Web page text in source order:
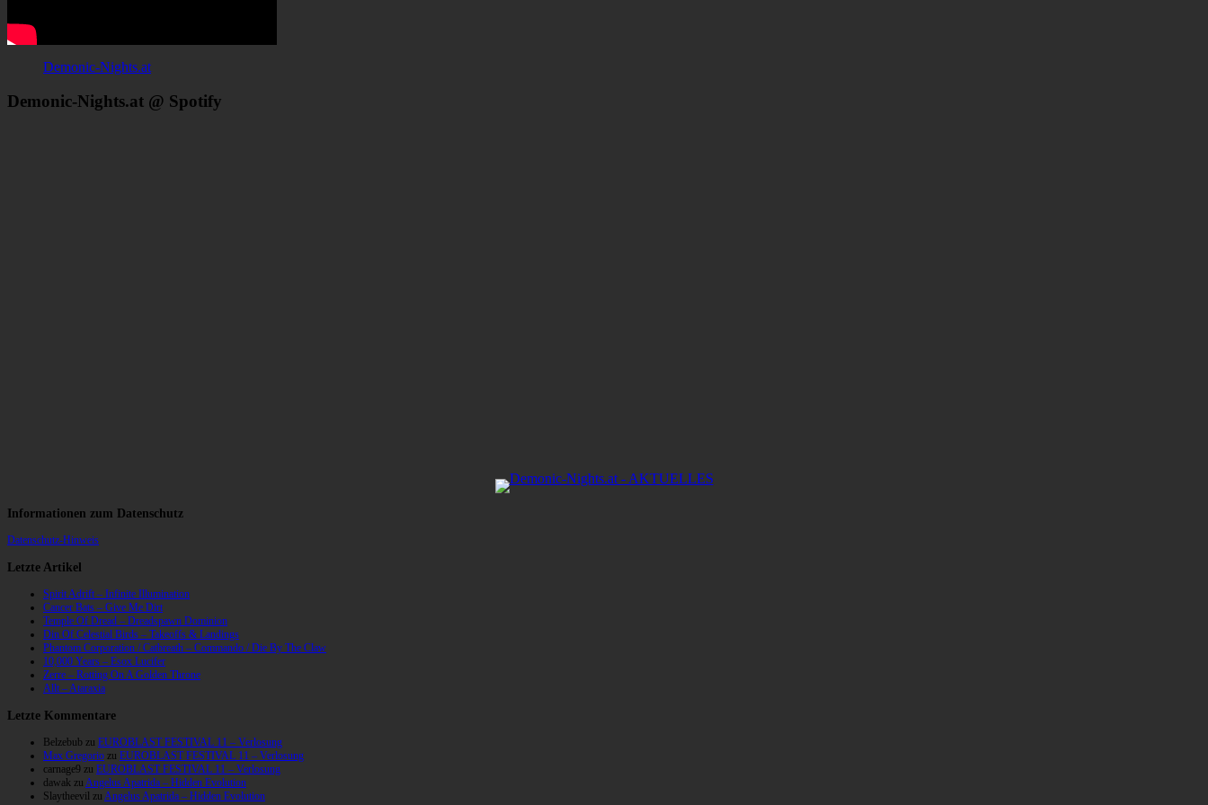
Demonic-Nights.at
Demonic-Nights.at @ Spotify
Informationen zum Datenschutz
Datenschutz-Hinweis
Letzte Artikel
Spirit Adrift – Infinite Illumination
Cancer Bats – Give Me Dirt
Temple Of Dread – Dreadspawn Dominion
Din Of Celestial Birds – Takeoffs & Landings
Phantom Corporation / Catbreath – Commando / Die By The Claw
10,000 Years – Esox Lucifer
Zerre – Rotting On A Golden Throne
Allt – Ataraxia
Letzte Kommentare
Belzebub zu EUROBLAST FESTIVAL 11 – Verlosung
Max Gregorio zu EUROBLAST FESTIVAL 11 – Verlosung
carnage9 zu EUROBLAST FESTIVAL 11 – Verlosung
dawak zu Angelus Apatrida – Hidden Evolution
Slaytheevil zu Angelus Apatrida – Hidden Evolution